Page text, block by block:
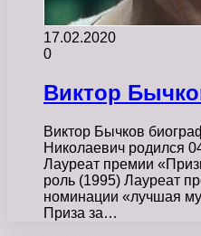
17.02.2020
0
Виктор
Виктор Бычков
Николаевич родился
Лауреат премии
роль (1995) Лауреат
номинации «лучшая
Приза за…